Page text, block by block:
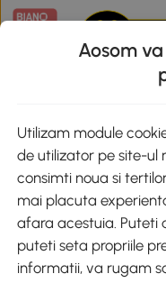
Descarca aplicatia
+40
Romania, Bucureşti
Aosom
Utilizam module
de utilizator pe site-ul
consimti noua si
mai placuta
afara acestuia. Puteti
puteti seta propriile
informatii, va rugam